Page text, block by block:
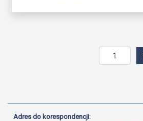
Adres do korespondencji: